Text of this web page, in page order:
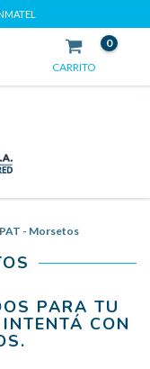
CARRITO
0
PAT - Morsetos
PARA TU
CON